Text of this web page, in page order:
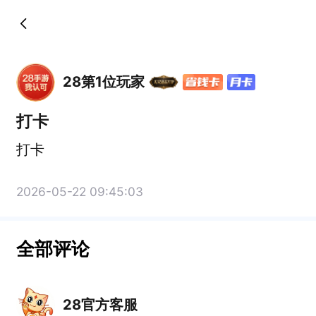
28第1位玩家
打卡
打卡
2026-05-22 09:45:03
全部评论
28官方客服